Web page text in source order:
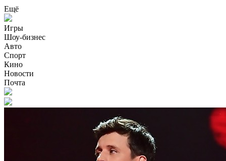
Ещё
Игры
Шоу-бизнес
Авто
Спорт
Кино
Новости
Почта